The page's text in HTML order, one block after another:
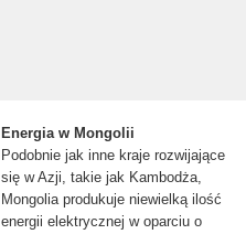
Energia w Mongolii
Podobnie jak inne kraje rozwijające
się w Azji, takie jak Kambodża,
Mongolia produkuje niewielką ilość
energii elektrycznej w oparciu o